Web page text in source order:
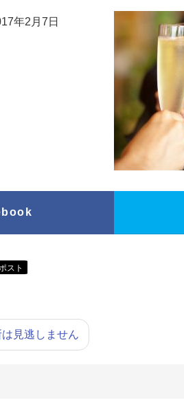
年2月7日
見逃しません